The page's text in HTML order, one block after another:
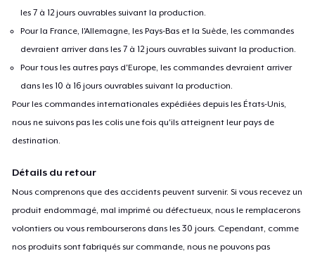
les 7 à 12 jours ouvrables suivant la production.
Pour la France, l'Allemagne, les Pays-Bas et la Suède, les commandes
devraient arriver dans les 7 à 12 jours ouvrables suivant la production.
Pour tous les autres pays d'Europe, les commandes devraient arriver
dans les 10 à 16 jours ouvrables suivant la production.
Pour les commandes internationales expédiées depuis les États-Unis,
nous ne suivons pas les colis une fois qu'ils atteignent leur pays de
destination.
Détails du retour
Nous comprenons que des accidents peuvent survenir. Si vous recevez un
produit endommagé, mal imprimé ou défectueux, nous le remplacerons
volontiers ou vous rembourserons dans les 30 jours. Cependant, comme
nos produits sont fabriqués sur commande, nous ne pouvons pas